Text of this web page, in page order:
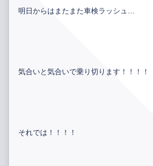
明日からはまたまた車検ラッシュ…
気合いと気合いで乗り切ります！！！！
それでは！！！！